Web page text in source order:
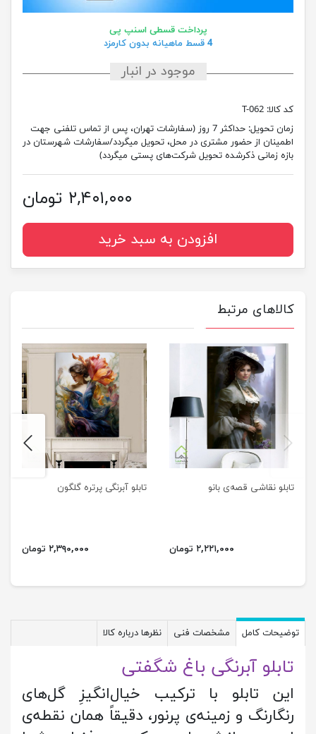
پرداخت قسطی اسنپ پی
4 قسط ماهیانه بدون کارمزد
موجود در انبار
کد کالا: T-062
زمان تحویل:
حداکثر 7 روز (سفارشات تهران، پس از تماس تلفنی جهت
اطمینان از حضور مشتری در محل، تحویل میگردد/سفارشات شهرستان در
بازه زمانی ذکرشده تحویل شرکت‌های پستی میگردد)
۲,۴۰۱,۰۰۰ تومان
افزودن به سبد خرید
کالاهای مرتبط
تابلو نقاشی قصه‌ی بانو
۲,۲۲۱,۰۰۰ تومان
تابلو آبرنگی پرتره گلگون
۲,۳۹۰,۰۰۰ تومان
previus
توضیحات کامل مشخصات فنی نظرها درباره کالا
تابلو آبرنگی باغ شگفتی
این تابلو با ترکیب خیال‌انگیزِ گل‌های
رنگارنگ و زمینه‌ی پرنور، دقیقاً همان نقطه‌ی